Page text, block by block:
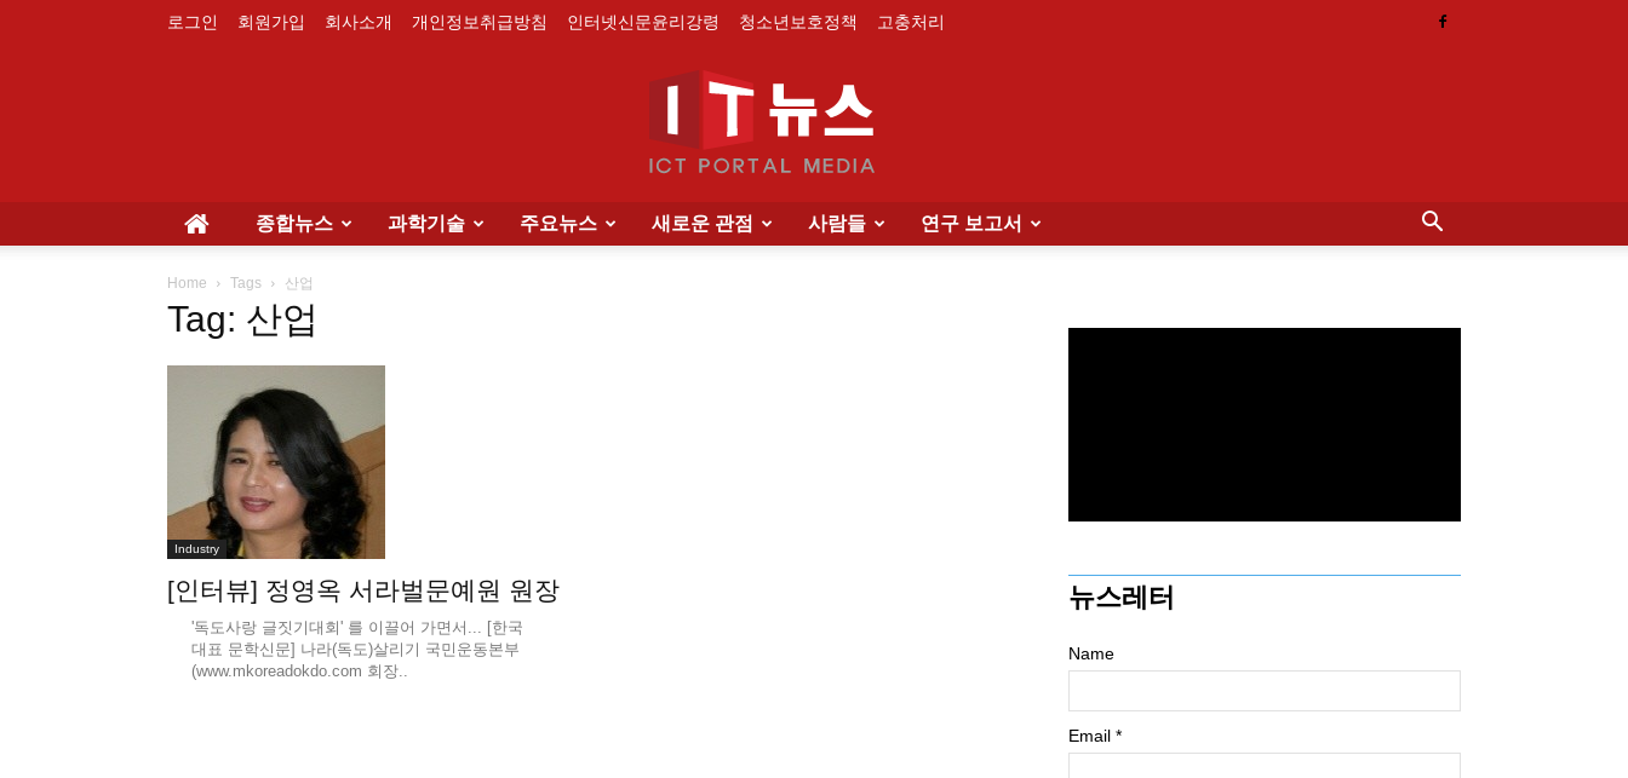
로그인 회원가입 회사소개 개인정보취급방침 인터넷신문윤리강령 청소년보호정책 고충처리
종합뉴스 과학기술 주요뉴스 새로운 관점 사람들 연구 보고서
Home Tags 산업
Tag: 산업
Industry
[인터뷰] 정영옥 서라벌문예원 원장
'독도사랑 글짓기대회' 를 이끌어 가면서... [한국
대표 문학신문] 나라(독도)살리기 국민운동본부
(www.mkoreadokdo.com 회장..
뉴스레터
Name
Email *